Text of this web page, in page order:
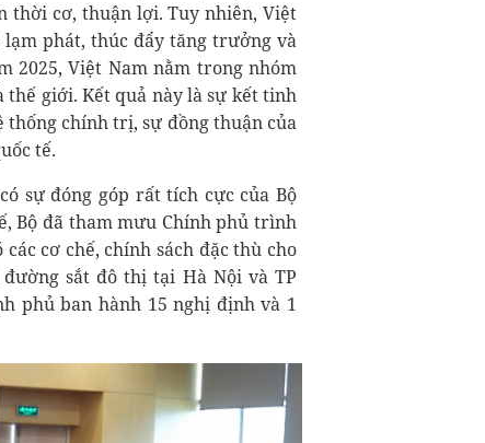
thời cơ, thuận lợi. Tuy nhiên, Việt
phát, thúc đẩy tăng trưởng và
2025, Việt Nam nằm trong nhóm
thế giới. Kết quả này là sự kết tinh
thống chính trị, sự đồng thuận của
tế.
sự đóng góp rất tích cực của Bộ
Bộ đã tham mưu Chính phủ trình
cơ chế, chính sách đặc thù cho
sắt đô thị tại Hà Nội và TP
phủ ban hành 15 nghị định và 1